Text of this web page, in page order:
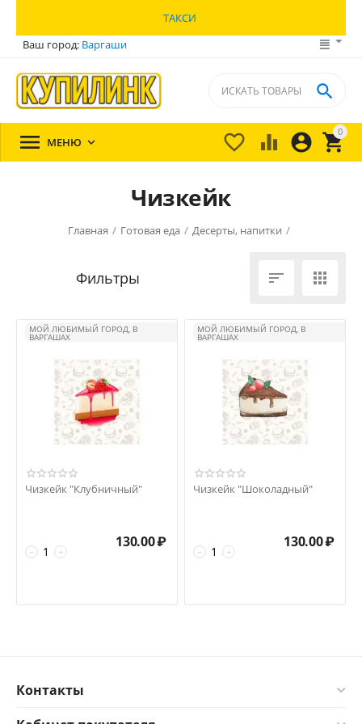
ТАКСИ
Ваш город: Варгаши
0


 

 МЕНЮ 
Чизкейк
Главная / Готовая еда / Десерты, напитки /
 
МОЙ ЛЮБИМЫЙ ГОРОД, В
ВАРГАШАХ
Чизкейк "Клубничный"
+
−
130.00₽
МОЙ ЛЮБИМЫЙ ГОРОД, В
ВАРГАШАХ
Чизкейк "Шоколадный"
+
−
130.00₽
Контакты